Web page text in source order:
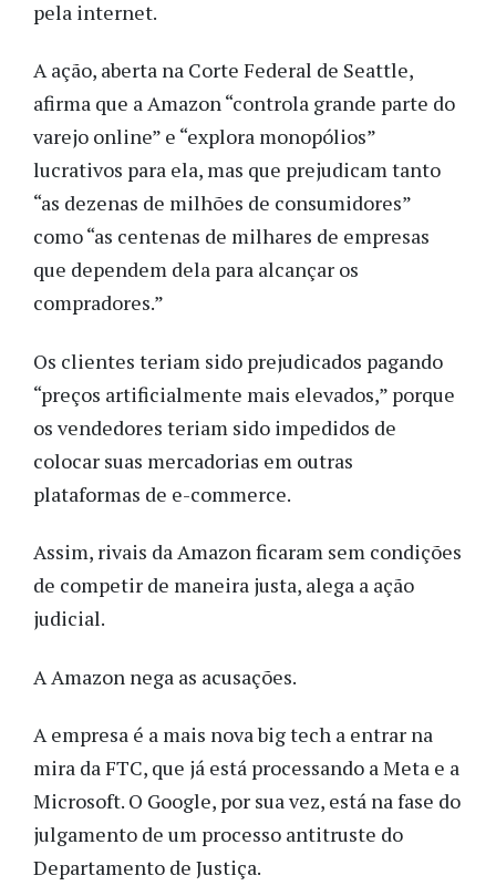
pela internet.
A ação, aberta na Corte Federal de Seattle,
afirma que a Amazon “controla grande parte do
varejo online” e “explora monopólios”
lucrativos para ela, mas que prejudicam tanto
“as dezenas de milhões de consumidores”
como “as centenas de milhares de empresas
que dependem dela para alcançar os
compradores.”
Os clientes teriam sido prejudicados pagando
“preços artificialmente mais elevados,” porque
os vendedores teriam sido impedidos de
colocar suas mercadorias em outras
plataformas de e-commerce.
Assim, rivais da Amazon ficaram sem condições
de competir de maneira justa, alega a ação
judicial.
A Amazon nega as acusações.
A empresa é a mais nova big tech a entrar na
mira da FTC, que já está processando a Meta e a
Microsoft. O Google, por sua vez, está na fase do
julgamento de um processo antitruste do
Departamento de Justiça.